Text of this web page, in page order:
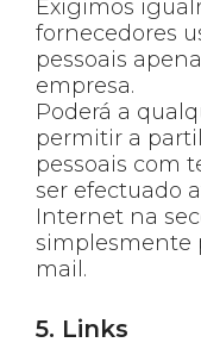
Exigimos
fornecedores
pessoais
empresa.
Poderá a
permitir a
pessoais com
ser efectuado
Internet na
simplesmente
mail.
5. Links